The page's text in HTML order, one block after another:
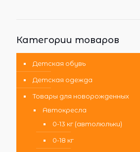
Категории товаров
Детская обувь
Детская одежда
Товары для новорожденных
Автокресла
0-13 кг (автолюльки)
0-18 кг